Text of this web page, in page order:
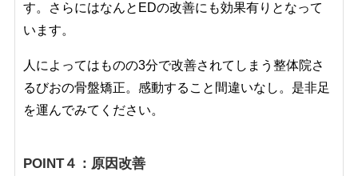
す。さらにはなんとEDの改善にも効果有りとなって
います。
人によってはものの3分で改善されてしまう整体院さ
るびおの骨盤矯正。感動すること間違いなし。是非足
を運んでみてください。
POINT４：原因改善